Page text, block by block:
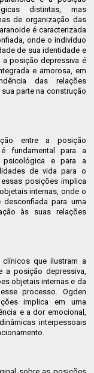
distintas, mas
de organização das
é caracterizada
onde o indivíduo
de sua identidade e
a posição depressiva é
e amorosa, em
das relações
parte na construção
entre a posição
fundamental para a
psicológica e para a
de vida para o
posições implica
internas, onde o
para uma
às suas relações
que ilustram a
a posição depressiva,
objetais internas e da
processo. Ogden
implica em uma
e a dor emocional,
interpessoais